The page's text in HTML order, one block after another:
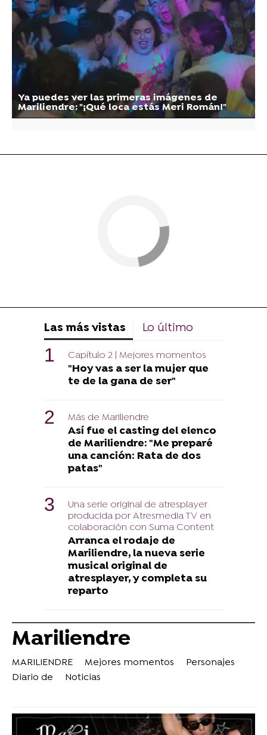
Ya puedes ver las primeras imágenes de
Mariliendre: "¡Qué loca estás Meri Román!"
Las más vistas Lo último
Capítulo 2 | Mejores momentos
"Hoy vas a ser la mujer que
te de la gana de ser"
Más de Mariliendre
Así fue el casting del elenco
de Mariliendre: "Me preparé
una canción: Rata de dos
patas"
Una serie original de atresplayer
producida por Atresmedia TV en
colaboración con Suma Content
Arranca el rodaje de
Mariliendre, la nueva serie
musical original de
atresplayer, y completa su
reparto
Mariliendre
MARILIENDRE Mejores momentos
Personajes
Diario de
Noticias